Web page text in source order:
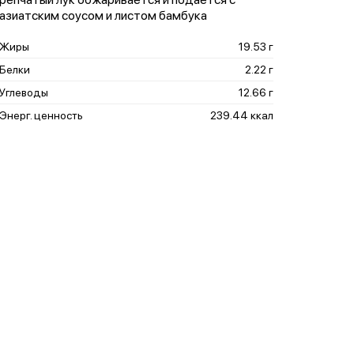
азиатским соусом и листом бамбука
Жиры
19.53 г
Белки
2.22 г
Углеводы
12.66 г
Энерг. ценность
239.44 ккал